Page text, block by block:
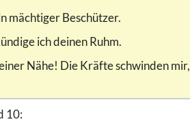
mächtiger Beschützer.
ich deinen Ruhm.
Nähe! Die Kräfte schwinden mir,
10: